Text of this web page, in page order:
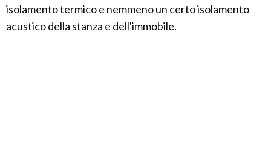
isolamento termico e nemmeno un certo isolamento
acustico della stanza e dell'immobile.